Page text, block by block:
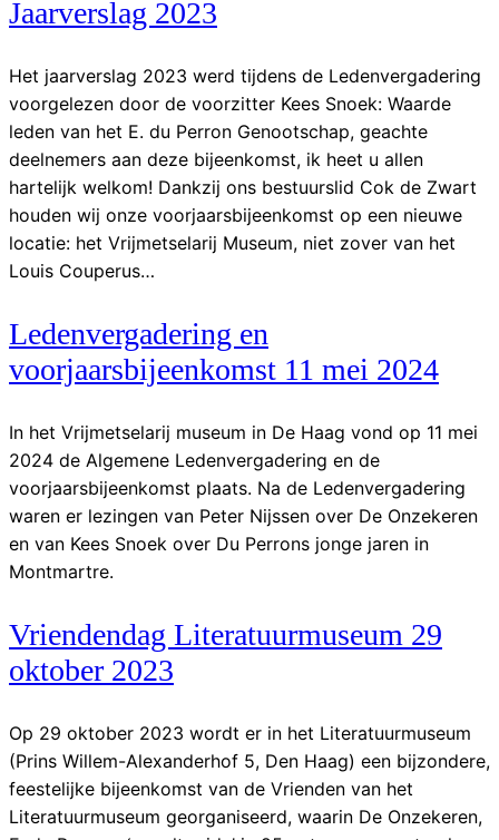
Jaarverslag 2023
Het jaarverslag 2023 werd tijdens de Ledenvergadering
voorgelezen door de voorzitter Kees Snoek: Waarde
leden van het E. du Perron Genootschap, geachte
deelnemers aan deze bijeenkomst, ik heet u allen
hartelijk welkom! Dankzij ons bestuurslid Cok de Zwart
houden wij onze voorjaarsbijeenkomst op een nieuwe
locatie: het Vrijmetselarij Museum, niet zover van het
Louis Couperus…
Ledenvergadering en
voorjaarsbijeenkomst 11 mei 2024
In het Vrijmetselarij museum in De Haag vond op 11 mei
2024 de Algemene Ledenvergadering en de
voorjaarsbijeenkomst plaats. Na de Ledenvergadering
waren er lezingen van Peter Nijssen over De Onzekeren
en van Kees Snoek over Du Perrons jonge jaren in
Montmartre.
Vriendendag Literatuurmuseum 29
oktober 2023
Op 29 oktober 2023 wordt er in het Literatuurmuseum
(Prins Willem-Alexanderhof 5, Den Haag) een bijzondere,
feestelijke bijeenkomst van de Vrienden van het
Literatuurmuseum georganiseerd, waarin De Onzekeren,